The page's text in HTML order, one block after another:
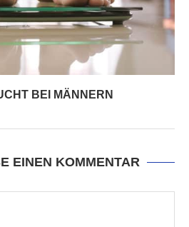
BEI MÄNNERN
EINEN KOMMENTAR